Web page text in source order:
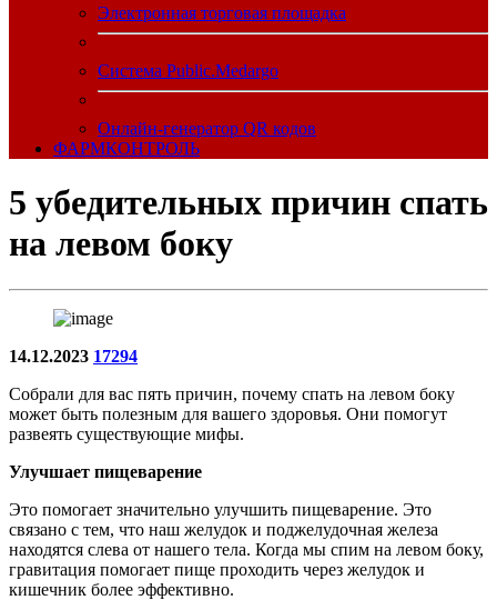
Электронная торговая площадка
Система Public.Medargo
Онлайн-генератор QR кодов
ФАРМКОНТРОЛЬ
5 убедительных причин спать
на левом боку
14.12.2023 17294
Собрали для вас пять причин, почему спать на левом боку
может быть полезным для вашего здоровья. Они помогут
развеять существующие мифы.
Улучшает пищеварение
Это помогает значительно улучшить пищеварение. Это
связано с тем, что наш желудок и поджелудочная железа
находятся слева от нашего тела. Когда мы спим на левом боку,
гравитация помогает пище проходить через желудок и
кишечник более эффективно.